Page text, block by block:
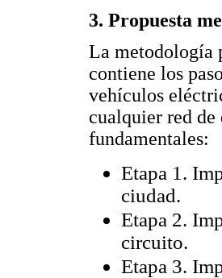
3. Propuesta
La metodología
contiene los
vehículos
cualquier red
fundamentales:
Etapa 1.
ciudad.
Etapa 2.
circuito.
Etapa 3.